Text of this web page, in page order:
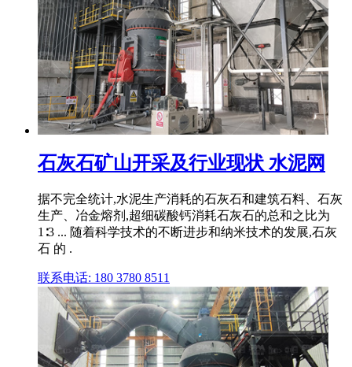
石灰石矿山开采及行业现状 水泥网
据不完全统计,水泥生产消耗的石灰石和建筑石料、石灰
生产、冶金熔剂,超细碳酸钙消耗石灰石的总和之比为
1∶3 ... 随着科学技术的不断进步和纳米技术的发展,石灰
石 的 .
联系电话: 180 3780 8511